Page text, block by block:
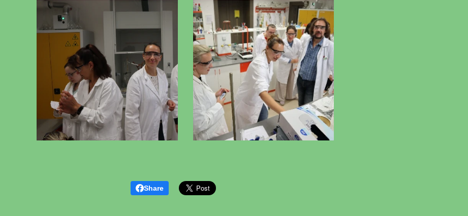
Share